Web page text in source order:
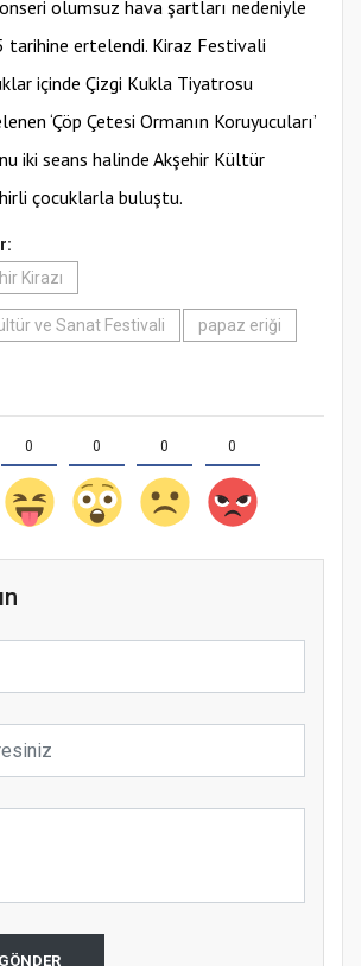
olumsuz hava şartları nedeniyle
tarihine ertelendi. Kiraz Festivali
içinde Çizgi Kukla Tiyatrosu
‘Çöp Çetesi Ormanın Koruyucuları’
iki seans halinde Akşehir Kültür
çocuklarla buluştu.
Kirazı
ve Sanat Festivali papaz eriği
0 0 0 0